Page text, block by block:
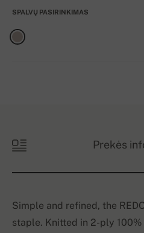
SPALVŲ PASIRINKIMAS
Prekės
Simple and refined, the
staple. Knitted in 2-ply